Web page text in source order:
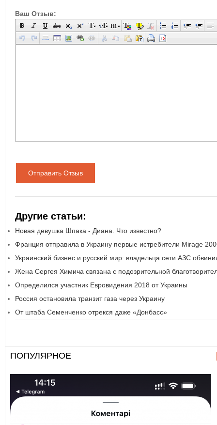
Ваш Отзыв:
Отправить Отзыв
Другие статьи:
Новая девушка Шпака - Диана. Что известно?
Франция отправила в Украину первые истребители Mirage
Украинский бизнес и русский мир: владельца сети АЗС
Жена Сергея Химича связана с подозрительной
Определился участник Евровидения 2018 от Украины
Россия остановила транзит газа через Украину
От штаба Семенченко отрекся даже «Донбасс»
ПОПУЛЯРНОЕ